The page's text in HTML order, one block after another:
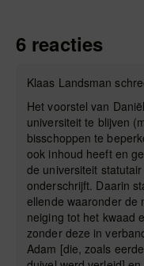
6 reacties
Klaas Landsman
Het voorstel van
universiteit te blijven
bisschoppen te
ook inhoud heeft en
de universiteit
onderschrijft. Daarin
ellende waaronder de
neiging tot het kwaad
zonder deze in
Adam [die, zoals